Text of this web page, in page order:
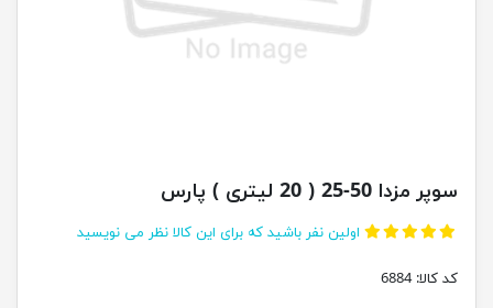
سوپر مزدا 50-25 ( 20 لیتری ) پارس
اولین نفر باشید که برای این کالا نظر می نویسید
کد کالا: 6884